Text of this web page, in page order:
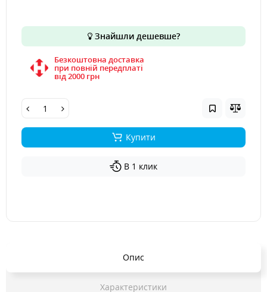
Знайшли дешевше?
Безкоштовна доставка
при повній передплаті
вiд 2000 грн
Купити
В 1 клик
Опис
Характеристики